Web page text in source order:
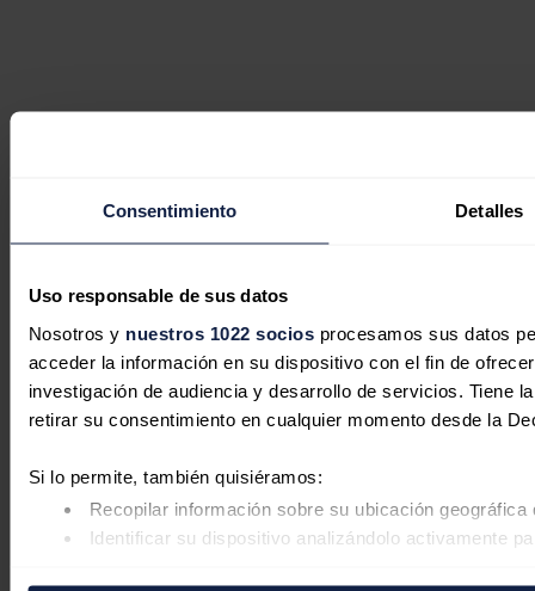
Consentimiento Detalles
Uso responsable de sus datos
Nosotros y nuestros 1022 sociosprocesamos sus datos
acceder la información en su dispositivo con el fin de
investigación de audiencia y desarrollo de servicios. Tiene
retirar su consentimiento en cualquier momento desde la
Si lo permite, también quisiéramos:
Recopilar información sobre su ubicación
Identificar su dispositivo analizándolo activamente